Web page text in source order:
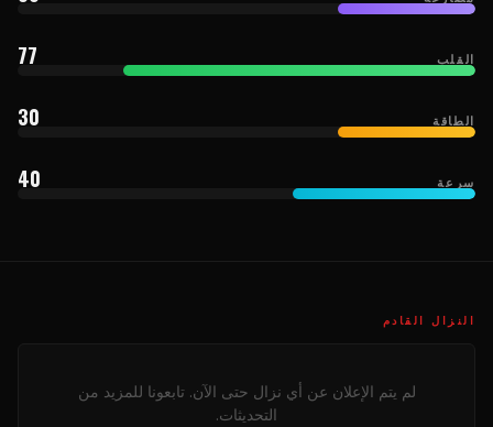
القلب 77
الطاقة 30
سرعة 40
النزال القادم
لم يتم الإعلان عن أي نزال حتى الآن. تابعونا للمزيد من
التحديثات.